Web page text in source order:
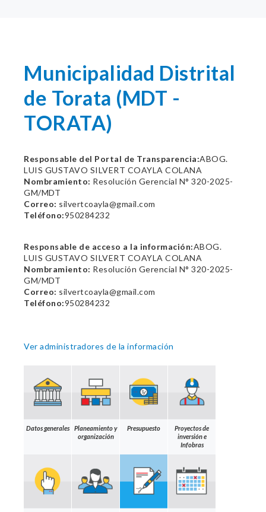
Municipalidad Distrital
de Torata (MDT -
TORATA)
Responsable del Portal de Transparencia:ABOG.
LUIS GUSTAVO SILVERT COAYLA COLANA
Nombramiento: Resolución Gerencial N° 320-2025-
GM/MDT
Correo: silvertcoayla@gmail.com
Teléfono:950284232
Responsable de acceso a la información:ABOG.
LUIS GUSTAVO SILVERT COAYLA COLANA
Nombramiento: Resolución Gerencial N° 320-2025-
GM/MDT
Correo: silvertcoayla@gmail.com
Teléfono:950284232
Ver administradores de la información
Datos generales
Planeamiento y
organización
Presupuesto
Proyectos de
inversión e
Infobras